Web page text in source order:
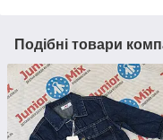
Подібні товари